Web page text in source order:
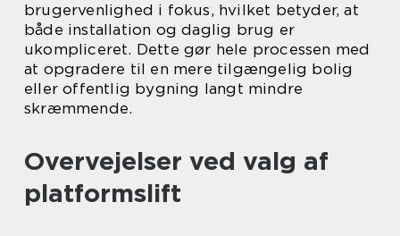
brugervenlighed i fokus, hvilket betyder, at
både installation og daglig brug er
ukompliceret. Dette gør hele processen med
at opgradere til en mere tilgængelig bolig
eller offentlig bygning langt mindre
skræmmende.
Overvejelser ved valg af
platformslift